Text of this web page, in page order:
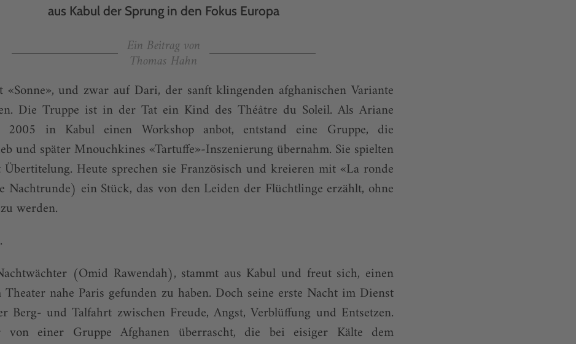
aus Kabul der Sprung in den Fokus Europa
Ein Beitrag von
Thomas Hahn
«Sonne», und zwar auf Dari, der sanft klingenden afghanischen Variante
Die Truppe ist in der Tat ein Kind des Théâtre du Soleil. Als Ariane
2005 in Kabul einen Workshop anbot, entstand eine Gruppe, die
und später Mnouchkines «Tartuffe»-Inszenierung übernahm. Sie spielten
Heute sprechen sie Französisch und kreieren mit «La ronde
ein Stück, das von den Leiden der Flüchtlinge erzählt, ohne
werden.
(Omid Rawendah), stammt aus Kabul und freut sich, einen
Theater nahe Paris gefunden zu haben. Doch seine erste Nacht im Dienst
Berg- und Talfahrt zwischen Freude, Angst, Verblüffung und Entsetzen.
einer Gruppe Afghanen überrascht, die bei eisiger Kälte dem